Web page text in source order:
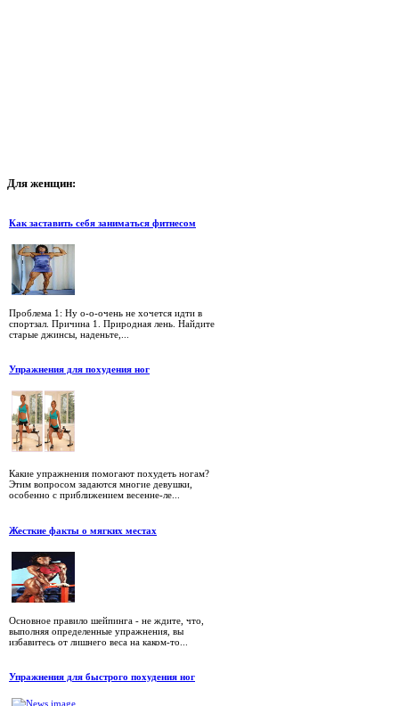
Для женщин:
Как заставить себя заниматься фитнесом
Проблема 1: Ну о-о-очень не хочется идти в
спортзал. Причина 1. Природная лень. Найдите
старые джинсы, наденьте,...
Упражнения для похудения ног
Какие упражнения помогают похудеть ногам?
Этим вопросом задаются многие девушки,
особенно с приближением весенне-ле...
Жесткие факты о мягких местах
Основное правило шейпинга - не ждите, что,
выполняя определенные упражнения, вы
избавитесь от лишнего веса на каком-то...
Упражнения для быстрого похудения ног